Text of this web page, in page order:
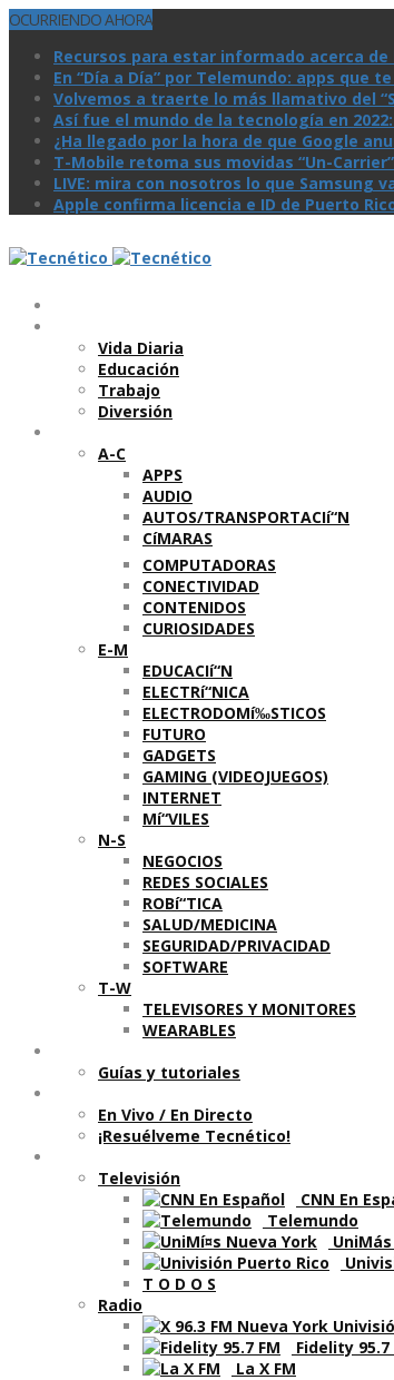
OCURRIENDO AHORA
Recursos para estar informado acerca
En “Día a Día” por Telemundo: apps que
Volvemos a traerte lo más llamativo del
Así­ fue el mundo de la tecnologí­a en
¿Ha llegado por la hora de que Google
T-Mobile retoma sus movidas “Un-
LIVE: mira con nosotros lo que Samsung
Apple confirma licencia e ID de Puerto
Vida Diaria
Educación
Trabajo
Diversión
A-C
APPS
AUDIO
AUTOS/TRANSPORTACIí“N
CíMARAS
COMPUTADORAS
CONECTIVIDAD
CONTENIDOS
CURIOSIDADES
E-M
EDUCACIí“N
ELECTRí“NICA
ELECTRODOMí‰STICOS
FUTURO
GADGETS
GAMING (VIDEOJUEGOS)
INTERNET
Mí“VILES
N-S
NEGOCIOS
REDES SOCIALES
ROBí“TICA
SALUD/MEDICINA
SEGURIDAD/PRIVACIDAD
SOFTWARE
T-W
TELEVISORES Y MONITORES
WEARABLES
Guí­as y tutoriales
En Vivo / En Directo
¡Resuélveme Tecnético!
Televisión
CNN En
Telemundo
T O D O S
Radio
Fidelity 95.7
La X FM